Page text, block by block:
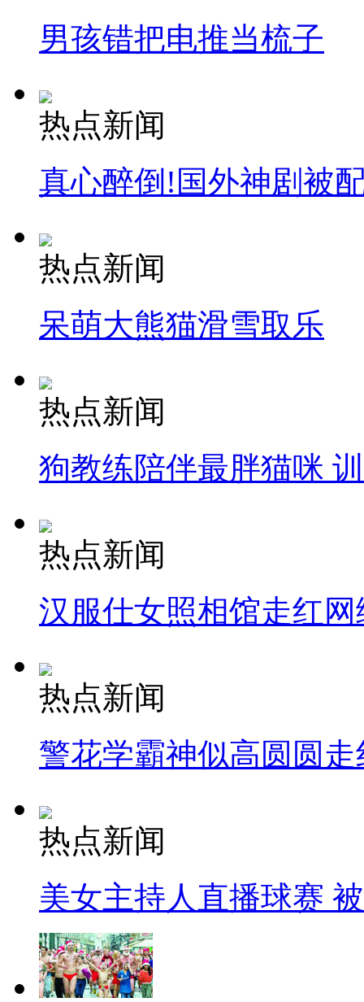
走！跟着总书记去植树
消防员救轻生者
纽约上演“枕头大战”
司机酒驾遇交警 急速倒车逃窜
男孩错把电推当梳子
热点新闻
真心醉倒!国外神剧被
热点新闻
呆萌大熊猫滑雪取乐
热点新闻
狗教练陪伴最胖猫咪
热点新闻
汉服仕女照相馆走红网
热点新闻
警花学霸神似高圆圆走
热点新闻
美女主持人直播球赛